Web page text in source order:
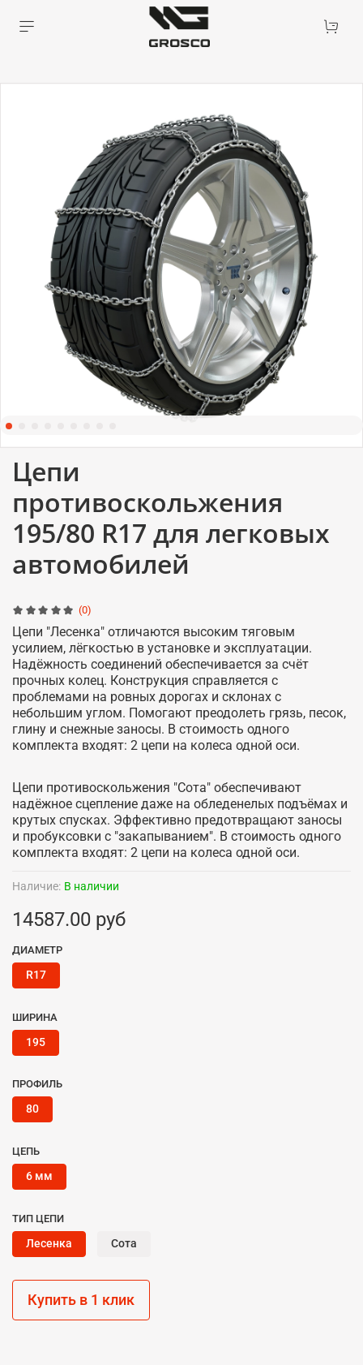
(0)
Наличие: В наличии
Цепи
противоскольжения
195/80 R17 для легковых
автомобилей
14587.00 руб
Купить в 1 клик
ДИАМЕТР
R17
ШИРИНА
195
ПРОФИЛЬ
80
ЦЕПЬ
6 мм
ТИП ЦЕПИ
Лесенка Сота
Цепи "Лесенка" отличаются высоким тяговым
усилием, лёгкостью в установке и эксплуатации.
Надёжность соединений обеспечивается за счёт
прочных колец. Конструкция справляется с
проблемами на ровных дорогах и склонах с
небольшим углом. Помогают преодолеть грязь, песок,
глину и снежные заносы. В стоимость одного
комплекта входят: 2 цепи на колеса одной оси.
Цепи противоскольжения "Сота" обеспечивают
надёжное сцепление даже на обледенелых подъёмах и
крутых спусках. Эффективно предотвращают заносы
и пробуксовки с "закапыванием". В стоимость одного
комплекта входят: 2 цепи на колеса одной оси.